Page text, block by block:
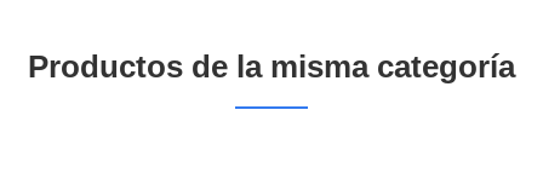
Productos de la misma categoría